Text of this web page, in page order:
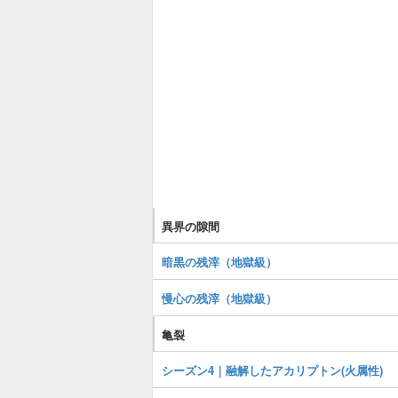
異界の隙間
暗黒の残滓（地獄級）
慢心の残滓（地獄級）
亀裂
シーズン4｜融解したアカリプトン(火属性)